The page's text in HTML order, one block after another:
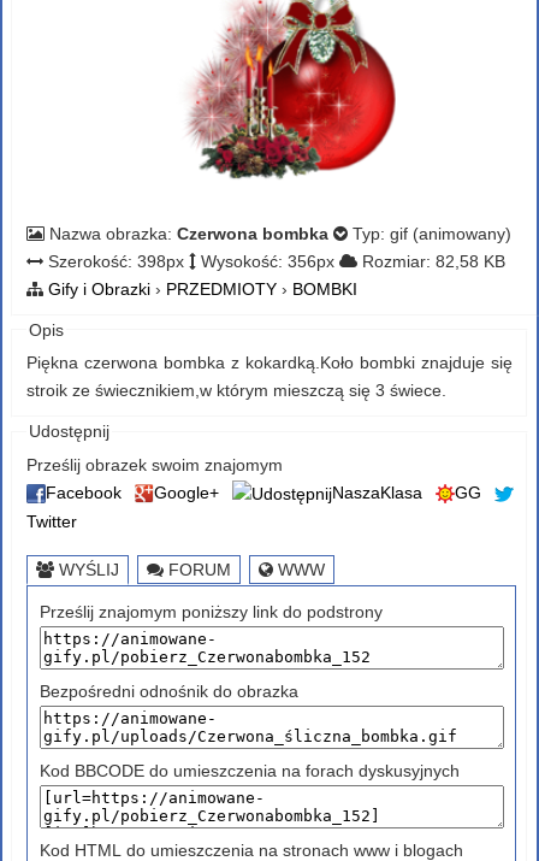
Nazwa obrazka: Czerwona bombka
Typ: gif (animowany)
Szerokość: 398px Wysokość: 356px
Rozmiar: 82,58 KB
Gify i Obrazki› PRZEDMIOTY › BOMBKI
Opis
Piękna czerwona bombka z kokardką.Koło bombki znajduje się
stroik ze świecznikiem,w którym mieszczą się 3 świece.
Udostępnij
Prześlij obrazek swoim znajomym
Facebook
Google+ NaszaKlasa
GG
Twitter
WYŚLIJ FORUM WWW
Prześlij znajomym poniższy link do podstrony
Bezpośredni odnośnik do obrazka
Kod BBCODE do umieszczenia na forach dyskusyjnych
Kod HTML do umieszczenia na stronach www i blogach